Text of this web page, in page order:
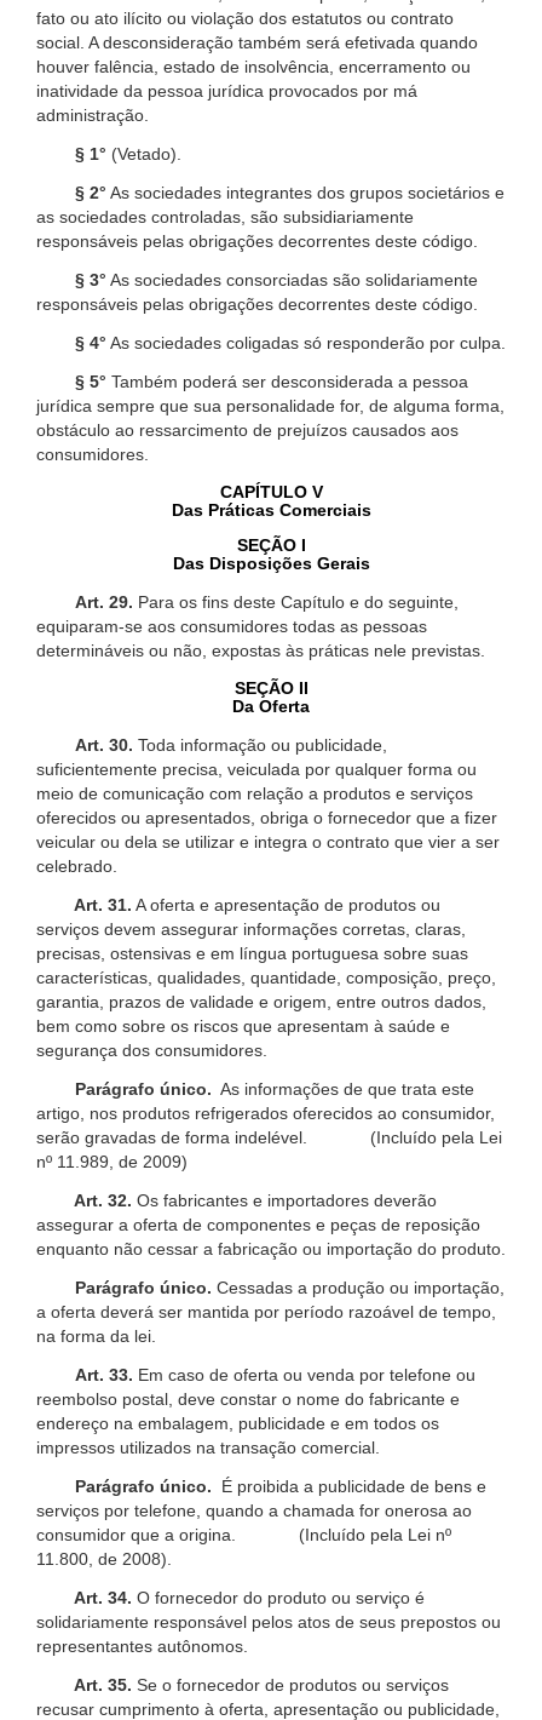
fato ou ato ilícito ou violação dos estatutos ou contrato
social. A desconsideração também será efetivada quando
houver falência, estado de insolvência, encerramento ou
inatividade da pessoa jurídica provocados por má
administração.
§ 1° (Vetado).
§ 2° As sociedades integrantes dos grupos societários e
as sociedades controladas, são subsidiariamente
responsáveis pelas obrigações decorrentes deste código.
§ 3° As sociedades consorciadas são solidariamente
responsáveis pelas obrigações decorrentes deste código.
§ 4° As sociedades coligadas só responderão por culpa.
§ 5° Também poderá ser desconsiderada a pessoa
jurídica sempre que sua personalidade for, de alguma forma,
obstáculo ao ressarcimento de prejuízos causados aos
consumidores.
CAPÍTULO V
Das Práticas Comerciais
SEÇÃO I
Das Disposições Gerais
Art. 29. Para os fins deste Capítulo e do seguinte,
equiparam-se aos consumidores todas as pessoas
determináveis ou não, expostas às práticas nele previstas.
SEÇÃO II
Da Oferta
Art. 30. Toda informação ou publicidade,
suficientemente precisa, veiculada por qualquer forma ou
meio de comunicação com relação a produtos e serviços
oferecidos ou apresentados, obriga o fornecedor que a fizer
veicular ou dela se utilizar e integra o contrato que vier a ser
celebrado.
Art. 31. A oferta e apresentação de produtos ou
serviços devem assegurar informações corretas, claras,
precisas, ostensivas e em língua portuguesa sobre suas
características, qualidades, quantidade, composição, preço,
garantia, prazos de validade e origem, entre outros dados,
bem como sobre os riscos que apresentam à saúde e
segurança dos consumidores.
Parágrafo único. As informações de que trata este
artigo, nos produtos refrigerados oferecidos ao consumidor,
serão gravadas de forma indelével. (Incluído pela Lei
nº 11.989, de 2009)
Art. 32. Os fabricantes e importadores deverão
assegurar a oferta de componentes e peças de reposição
enquanto não cessar a fabricação ou importação do produto.
Parágrafo único. Cessadas a produção ou importação,
a oferta deverá ser mantida por período razoável de tempo,
na forma da lei.
Art. 33. Em caso de oferta ou venda por telefone ou
reembolso postal, deve constar o nome do fabricante e
endereço na embalagem, publicidade e em todos os
impressos utilizados na transação comercial.
Parágrafo único.
É proibida a publicidade de bens e
serviços por telefone, quando a chamada for onerosa ao
consumidor que a origina. (Incluído pela Lei nº
11.800, de 2008).
Art. 34. O fornecedor do produto ou serviço é
solidariamente responsável pelos atos de seus prepostos ou
representantes autônomos.
Art. 35. Se o fornecedor de produtos ou serviços
recusar cumprimento à oferta, apresentação ou publicidade,